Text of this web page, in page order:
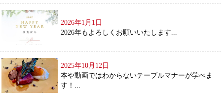
2026年1月1日
2026年もよろしくお願いいたします...
2025年10月12日
本や動画ではわからないテーブルマナーが学べま
す！...